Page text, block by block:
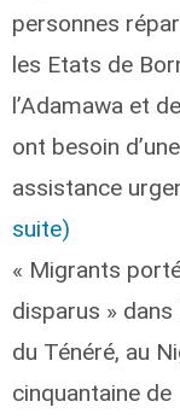
personnes
les Etats de
l’Adamawa et
ont besoin d’une
assistance
suite)
« Migrants
disparus »
du Ténéré, au
cinquantaine de